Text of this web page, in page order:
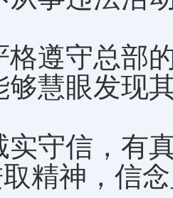
守总部的
眼发现其
信，有真
精神，信